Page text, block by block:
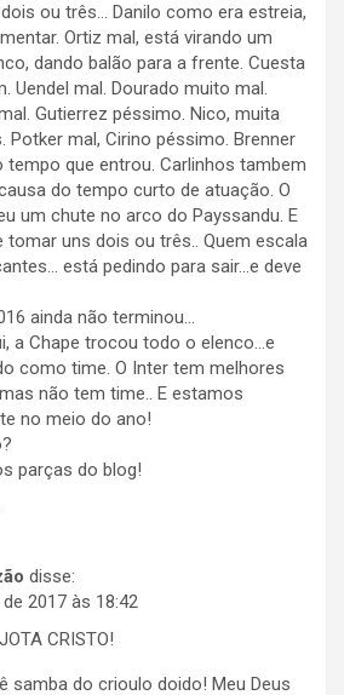
ou três… Danilo como era estreia,
Ortiz mal, está virando um
dando balão para a frente. Cuesta
Uendel mal. Dourado muito mal.
Gutierrez péssimo. Nico, muita
Potker mal, Cirino péssimo. Brenner
tempo que entrou. Carlinhos tambem
do tempo curto de atuação. O
um chute no arco do Payssandu. E
tomar uns dois ou três.. Quem escala
está pedindo para sair…e deve
ainda não terminou…
a Chape trocou todo o elenco…e
como time. O Inter tem melhores
não tem time.. E estamos
no meio do ano!
parças do blog!
disse:
2017 às 18:42
CRISTO!
samba do crioulo doido! Meu Deus